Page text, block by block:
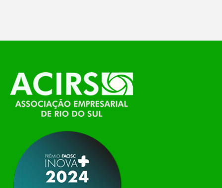
O Polo ACATE-ACIRS, por meio do NIAVI – Núcleo
de Tecnologia da Informação do Alto Vale do
Itajaí, realizou, no dia 21 de julho, o evento
Conexão Tech NIAVI, reunindo empresas de
tecnologia da região para uma noite de
apresentação de novas iniciativas para o setor. O
encontro aconteceu em Rio…